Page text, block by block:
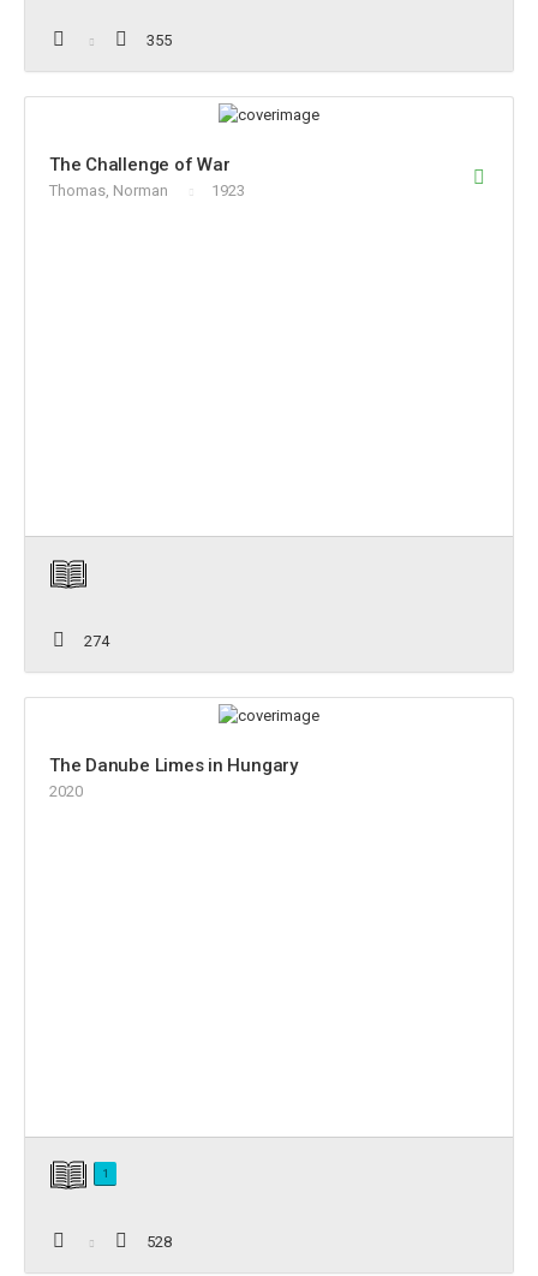
355
The Challenge of War
Thomas, Norman 1923
274
The Danube Limes in Hungary
2020
1
528